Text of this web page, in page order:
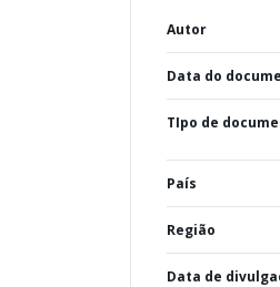
Autor
Data do
TIpo de
País
Região
Data de